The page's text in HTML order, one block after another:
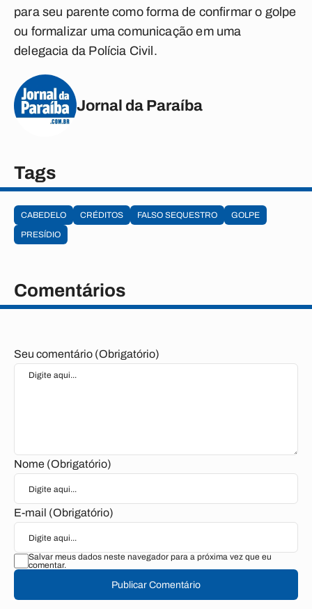
para seu parente como forma de confirmar o golpe
ou formalizar uma comunicação em uma
delegacia da Polícia Civil.
Jornal da Paraíba
Tags
CABEDELO CRÉDITOS FALSO SEQUESTRO
GOLPE
PRESÍDIO
Comentários
Seu comentário (Obrigatório)
Nome (Obrigatório)
E-mail (Obrigatório)
Salvar meus dados neste navegador para a próxima vez que eu
comentar.
Publicar Comentário